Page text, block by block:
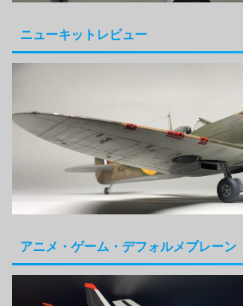
ニューキットレビュー
アニメ・ゲーム・デフォルメプレーン